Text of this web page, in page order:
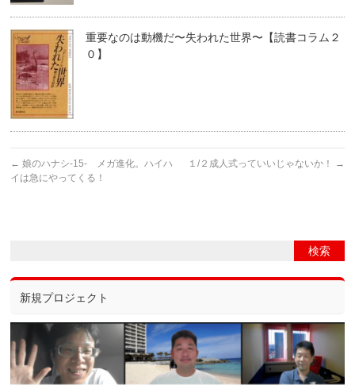
重要なのは動機だ〜失われた世界〜【読書コラム２
０】
← 娘のハナシ-15- メガ進化。ハイハ
イは急にやってくる！
１/２成人式っていいじゃないか！ →
新規プロジェクト